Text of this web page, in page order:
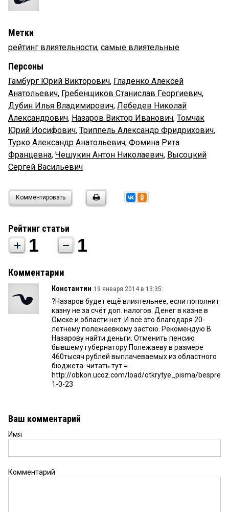
Метки
рейтинг влиятельности, самые влиятельные
Персоны
Гамбург Юрий Викторович, Гладенко Алексей
Анатольевич, Гребенщиков Станислав Георгиевич,
Дубин Илья Владимирович, Лебедев Николай
Александрович, Назаров Виктор Иванович, Томчак
Юрий Иосифович, Триппель Александр Фридрихович,
Турко Александр Анатольевич, Фомина Рита
Францевна, Чешукин Антон Николаевич, Высоцкий
Сергей Васильевич
Комментировать
Рейтинг статьи
1 1
Комментарии
Константин 19 января 2014 в 13:35:
?Назаров будет ещё влиятельнее, если пополнит
казну не за счёт доп. налогов. Денег в казне в
Омске и области нет. И всё это благодаря 20-
летнему полежаевкому застою. Рекомендую В.
Назарову найти деньги. Отменить пенсию
бывшему губернатору Полежаеву в размере
460тысяч рублей выплачеваемых из областного
бюджета. читать тут =
http://obkon.ucoz.com/load/otkrytye_pisma/
1-0-23
Ваш комментарий
Имя
Комментарий